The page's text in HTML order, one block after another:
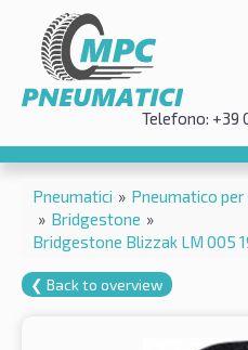
Telefono: +39
Pneumatici » Pneumatico
» Bridgestone »
Bridgestone Blizzak LM 005
❮ Back to overview